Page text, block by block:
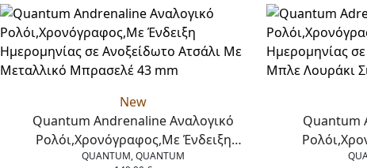
New
Quantum Andrenaline Αναλογικό
Ρολόι,Χρονόγραφος,Με Ένδειξη
Ημερομηνίας σε Ανοξείδωτο Ατσάλι Με
QUANTUM, QUANTUM
Quantum
Ημερομηνίας